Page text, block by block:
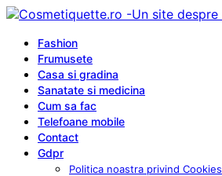
Fashion
Frumusete
Casa si gradina
Sanatate si medicina
Cum sa fac
Telefoane mobile
Contact
Gdpr
Politica noastra privind Cookies